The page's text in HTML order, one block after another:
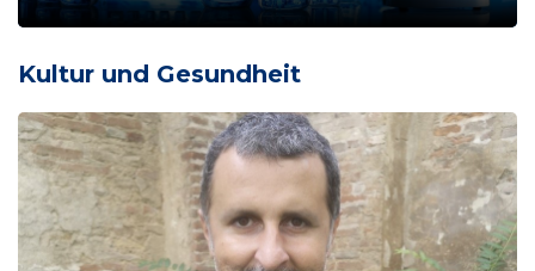
Kultur und Gesundheit